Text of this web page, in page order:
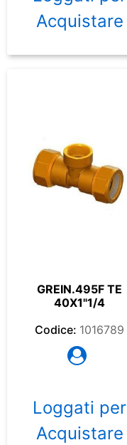
Acquistare
GREIN.495F TE
40X1"1/4
Codice: 1016789
Loggati per
Acquistare